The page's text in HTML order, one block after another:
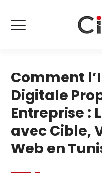
Comment
Digitale
Entreprise :
avec Cible,
Web en